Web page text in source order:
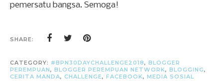
pemersatu bangsa. Semoga!
SHARE:
CATEGORY: #BPN30DAYCHALLENGE2018, BLOGGER
PEREMPUAN, BLOGGER PEREMPUAN NETWORK, BLOGGING,
CERITA MANDA, CHALLENGE, FACEBOOK, MEDIA SOSIAL